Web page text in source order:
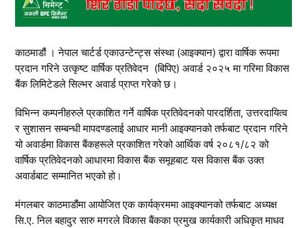
काठमाडौं । नेपाल चार्टर्ड एकाउन्टेन्ट्स संस्था (आइक्यान) द्वारा वार्षिक रूपमा
प्रदान गरिने उत्कृष्ट वार्षिक प्रतिवेदन (बिपिए) अवार्ड २०२५ मा गरिमा विकास
बैंक लिमिटेडले सिल्भर अवार्ड प्राप्त गरेको छ।
विभिन्न कम्पनीहरुले प्रकाशित गर्ने वार्षिक प्रतिवेदनको पारदर्शिता, उत्तरदायित्व
र सुशासन सम्बन्धी मापदण्डलाई आधार मानी आइक्यानको तर्फबाट प्रदान गरिने
यो अवार्डमा विकास बैंकहरूले प्रकाशित गरेको आर्थिक वर्ष २०८१/८२ को
वार्षिक प्रतिवेदनको आधारमा विकास बैंक समूहबाट यस विकास बैंक उक्त
अवार्डबाट सम्मानित भएको हो।
मंगलबार काठमाडौंमा आयोजित एक कार्यक्रममा आइक्यानको तर्फबाट अध्यक्ष
सि.ए. निल बहादुर सारु मगरले विकास बैंकका प्रमुख कार्यकारी अधिकृत माधव